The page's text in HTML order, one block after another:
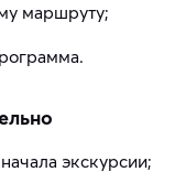
маршруту;
экскурсии;